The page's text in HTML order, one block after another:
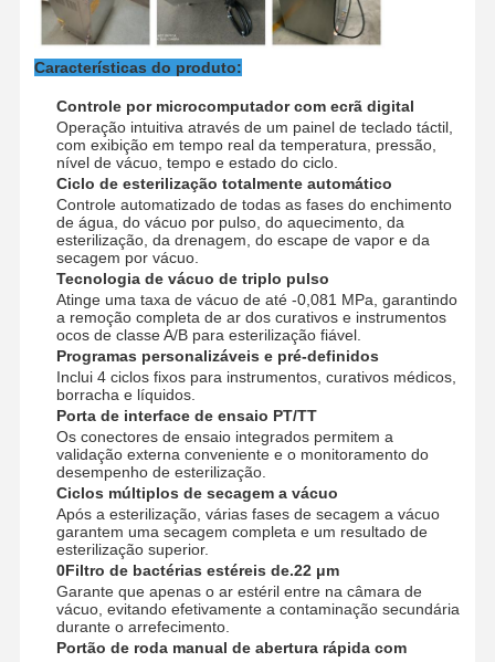
Autoclave de Bancada
Máquina de autoclave portátil
Esterilizador de plasma a baixa temperatura
Esterilizador do óxido de etileno
Esterilizadores farmacêuticos
Desinfetante automático para lavadora
Equipamento CSSD
Equipamento do tratamento da água
armário de secagem
Equipamento de laboratório
Características do produto:
Controle por microcomputador com ecrã digital
Operação intuitiva através de um painel de teclado táctil,
com exibição em tempo real da temperatura, pressão,
nível de vácuo, tempo e estado do ciclo.
Ciclo de esterilização totalmente automático
Controle automatizado de todas as fases do enchimento
de água, do vácuo por pulso, do aquecimento, da
esterilização, da drenagem, do escape de vapor e da
secagem por vácuo.
Tecnologia de vácuo de triplo pulso
Atinge uma taxa de vácuo de até -0,081 MPa, garantindo
a remoção completa de ar dos curativos e instrumentos
ocos de classe A/B para esterilização fiável.
Programas personalizáveis e pré-definidos
Inclui 4 ciclos fixos para instrumentos, curativos médicos,
borracha e líquidos.
Porta de interface de ensaio PT/TT
Os conectores de ensaio integrados permitem a
validação externa conveniente e o monitoramento do
desempenho de esterilização.
Ciclos múltiplos de secagem a vácuo
Após a esterilização, várias fases de secagem a vácuo
garantem uma secagem completa e um resultado de
esterilização superior.
0Filtro de bactérias estéreis de.22 μm
Garante que apenas o ar estéril entre na câmara de
vácuo, evitando efetivamente a contaminação secundária
durante o arrefecimento.
Portão de roda manual de abertura rápida com